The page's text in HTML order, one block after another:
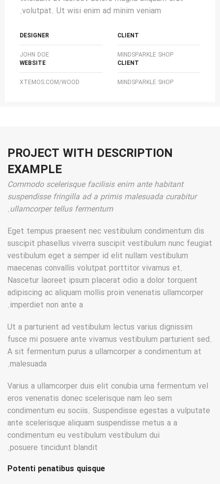
volutpat. Ut wisi enim ad minim veniam.
CLIENT
MINDSPARKLE SHOP
DESIGNER
JOHN DOE
CLIENT
MINDSPARKLE SHOP
WEBSITE
XTEMOS.COM/WOOD
PROJECT WITH DESCRIPTION
EXAMPLE
Commodo scelerisque facilisis enim ante habitant
suspendisse fringilla ad a primis malesuada curabitur
ullamcorper tellus fermentum.
Eget tempus praesent nec vestibulum condimentum dis
suscipit phasellus viverra suscipit vestibulum nunc feugiat
vestibulum eget a semper id elit nullam vestibulum
maecenas convallis volutpat porttitor vivamus et.
Nascetur laoreet ipsum placerat odio a dolor torquent
adipiscing ac aliquam mollis proin venenatis ullamcorper
imperdiet non ante a.
Ut a parturient ad vestibulum lectus varius dignissim
fusce mi posuere ante vivamus vestibulum parturient sed.
A sit fermentum purus a ullamcorper a condimentum at
malesuada.
Varius a ullamcorper duis elit conubia urna fermentum vel
eros venenatis donec scelerisque nam leo sem
condimentum eu sociis. Suspendisse egestas a vulputate
ante scelerisque aliquam suspendisse metus a a
condimentum eu vestibulum vestibulum dui
posuere tincidunt blandit.
Potenti penatibus quisque